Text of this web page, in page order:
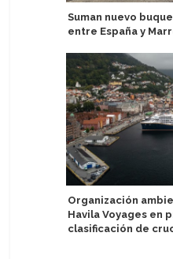
Suman nuevo
entre España y
Organización
Havila Voyages en
clasificación de